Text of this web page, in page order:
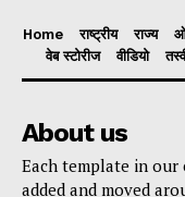
Home राष्ट्रीय राज्य
वेब स्टोरीज
वीडियो
About us
Each template in our
added and moved